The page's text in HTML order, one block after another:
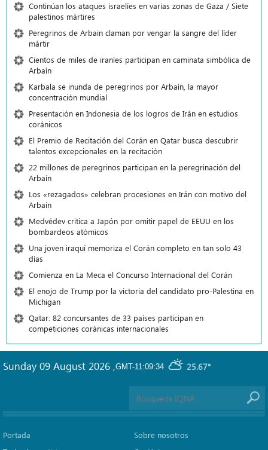
Continúan los ataques israelíes en varias zonas de Gaza / Siete
palestinos mártires
Peregrinos de Arbain claman por vengar la sangre del líder
mártir
Cientos de miles de iraníes participan en caminata simbólica de
Arbaín
Karbala se inunda de peregrinos por Arbaín, la mayor
concentración mundial
Presentación en Indonesia de los logros de Irán en estudios
coránicos
El Premio de Recitación del Corán en Qatar busca descubrir
talentos excepcionales en la recitación
22 millones de peregrinos participan en la peregrinación del
Arbaín
Los «rezagados» celebran procesiones en Irán con motivo del
Arbaín
Medvédev critica a Japón por omitir papel de EEUU en los
bombardeos atómicos
Una joven iraquí memoriza el Corán completo en tan solo 43
días
Comienza en La Meca el Concurso Internacional del Corán
El enojo de Trump por la victoria del candidato pro-Palestina en
Michigan
Qatar: 82 concursantes de 33 países participan en
competiciones coránicas internacionales
GMT-11:09:34 25.67°
Sunday 09 August 2026 ,
Portada
Sobre nosotros